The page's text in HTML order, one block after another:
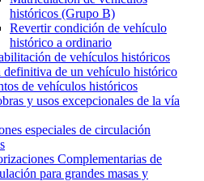
históricos (Grupo B)
Revertir condición de vehículo
histórico a ordinario
de vehículos históricos
definitiva de un vehículo histórico
de vehículos históricos
y usos excepcionales de la vía
especiales de circulación
Complementarias de
para grandes masas y